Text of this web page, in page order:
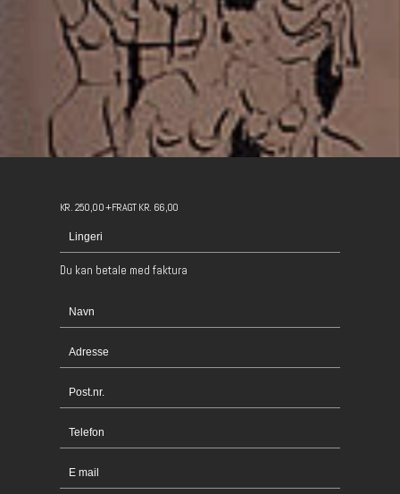
KR. 250,00 +FRAGT KR. 66,00
Du kan betale med faktura